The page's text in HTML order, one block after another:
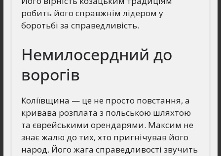
робить його справжнім лідером у
боротьбі за справедливість.
Немилосердний до
ворогів
Коліївщина — це не просто повстання, а
кривава розплата з польською шляхтою
та єврейськими орендарями. Максим не
знає жалю до тих, хто пригнічував його
народ. Його жага справедливості звучить